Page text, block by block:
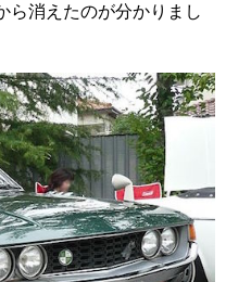
ら消えたのが分かりまし